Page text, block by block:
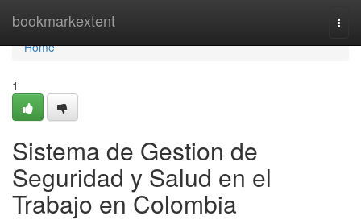
bookmarkextent
Home
Home
1
Sistema de Gestion de
Seguridad y Salud en el
Trabajo en Colombia